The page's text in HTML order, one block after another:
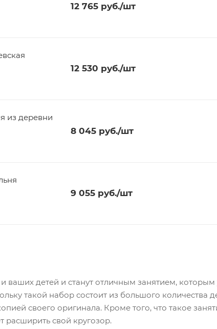
12 765руб./шт
12 530 руб./шт
из деревни
8 045руб./шт
9 055руб./шт
детей и станут отличным занятием,
такой набор состоит из большого количества
своего оригинала. Кроме того, что такое
свой кругозор.